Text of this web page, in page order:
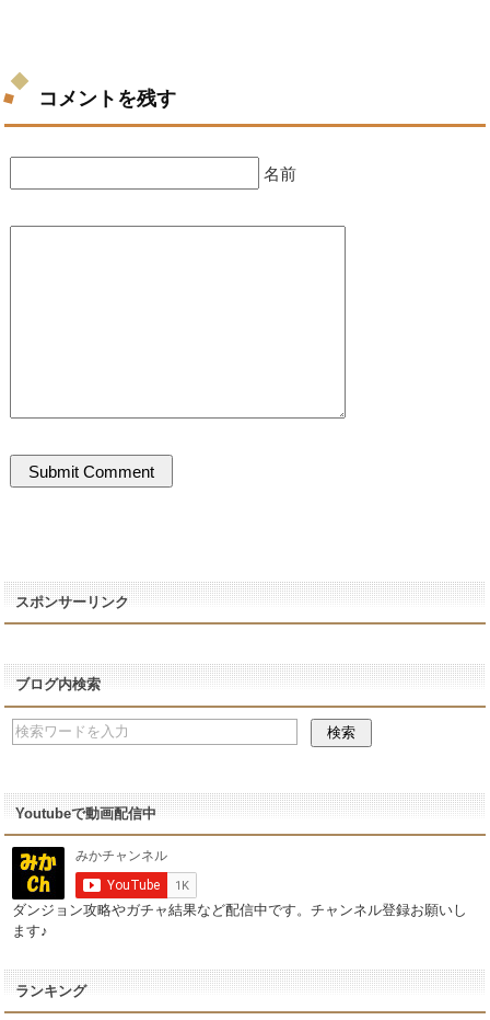
コメントを残す
名前
スポンサーリンク
ブログ内検索
Youtubeで動画配信中
ダンジョン攻略やガチャ結果など配信中です。チャンネル登録お願いし
ます♪
ランキング